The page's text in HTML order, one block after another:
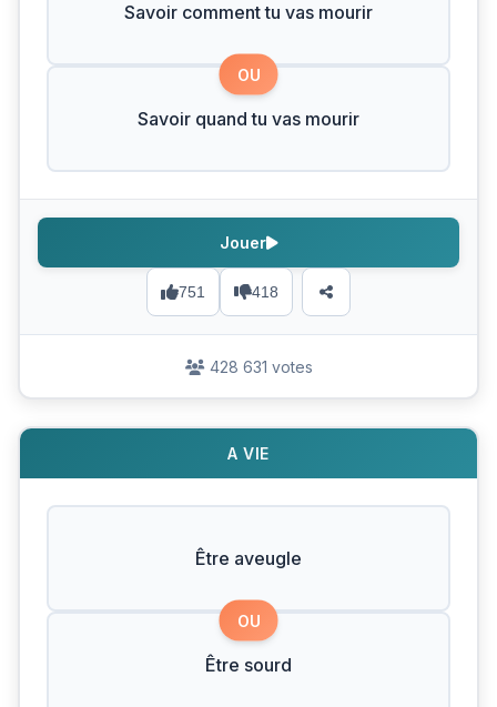
Savoir comment tu vas mourir
OU
Savoir quand tu vas mourir
751 418
Jouer
428 631 votes
A VIE
Être aveugle
OU
Être sourd